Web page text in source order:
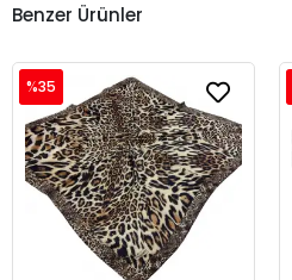
Benzer Ürünler
%35